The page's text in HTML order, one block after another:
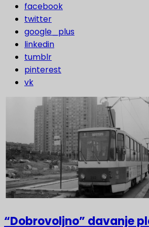
facebook
twitter
google_plus
linkedin
tumblr
pinterest
vk
“Dobrovoljno” davanje